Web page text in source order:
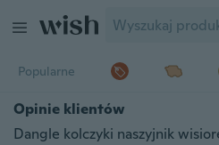
Popularne
Opinie klientów
Dangle kolczyki naszyjnik